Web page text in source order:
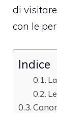
di
con le
Indice